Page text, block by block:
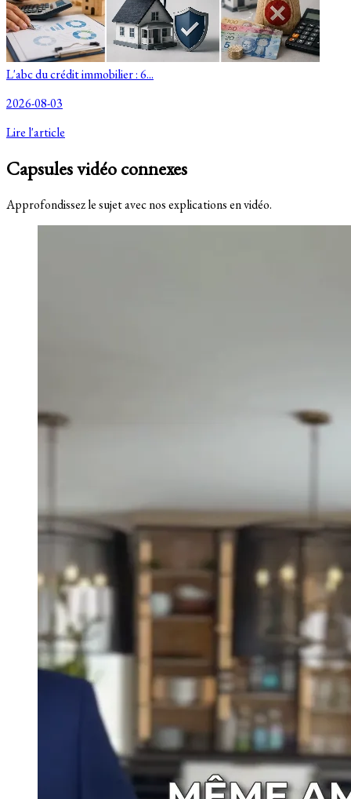
L'abc du crédit immobilier : 6...
2026-08-03
Lire l'article
Capsules vidéo connexes
Approfondissez le sujet avec nos explications en vidéo.